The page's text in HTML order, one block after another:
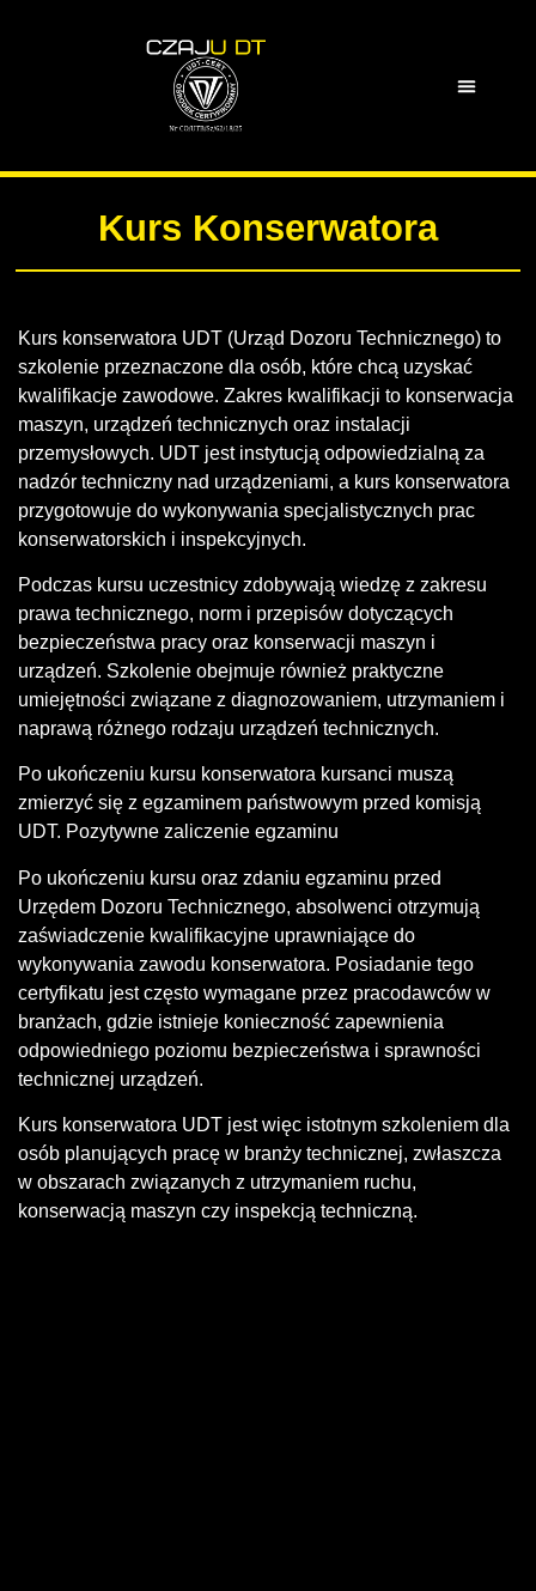
Kurs Konserwatora
Kurs konserwatora UDT (Urząd Dozoru Technicznego) to
szkolenie przeznaczone dla osób, które chcą uzyskać
kwalifikacje zawodowe. Zakres kwalifikacji to konserwacja
maszyn, urządzeń technicznych oraz instalacji
przemysłowych. UDT jest instytucją odpowiedzialną za
nadzór techniczny nad urządzeniami, a kurs konserwatora
przygotowuje do wykonywania specjalistycznych prac
konserwatorskich i inspekcyjnych.
Podczas kursu uczestnicy zdobywają wiedzę z zakresu
prawa technicznego, norm i przepisów dotyczących
bezpieczeństwa pracy oraz konserwacji maszyn i
urządzeń. Szkolenie obejmuje również praktyczne
umiejętności związane z diagnozowaniem, utrzymaniem i
naprawą różnego rodzaju urządzeń technicznych.
Po ukończeniu kursu konserwatora kursanci muszą
zmierzyć się z egzaminem państwowym przed komisją
UDT. Pozytywne zaliczenie egzaminu
Po ukończeniu kursu oraz zdaniu egzaminu przed
Urzędem Dozoru Technicznego, absolwenci otrzymują
zaświadczenie kwalifikacyjne uprawniające do
wykonywania zawodu konserwatora. Posiadanie tego
certyfikatu jest często wymagane przez pracodawców w
branżach, gdzie istnieje konieczność zapewnienia
odpowiedniego poziomu bezpieczeństwa i sprawności
technicznej urządzeń.
Kurs konserwatora UDT jest więc istotnym szkoleniem dla
osób planujących pracę w branży technicznej, zwłaszcza
w obszarach związanych z utrzymaniem ruchu,
konserwacją maszyn czy inspekcją techniczną.